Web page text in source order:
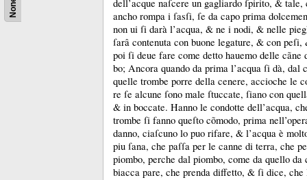
None
dell’acque naſcere un gagliardo ſpirito, & tale,
ancho rompa i ſasſi, ſe da capo prima
non ui ſi darà l’acqua, & ne i nodi, & nelle
ſarâ contenuta con buone legature, & con
poi ſi deue fare come detto hauemo delle cãne
bo; Ancora quando da prima l’acqua ſi dà, dal
quelle trombe porre della cenere, accioche le
re ſe alcune ſono male ſtuccate, ſiano con
& in boccate. Hanno le condotte dell’acqua,
trombe ſi fanno queſto cõmodo, prima
danno, ciaſcuno lo puo rifare, & l’acqua è
piu ſana, che paſſa per le canne di terra, che
piombo, perche dal piombo, come da quello da
biacca pare, che prenda diffetto, & ſi dice,